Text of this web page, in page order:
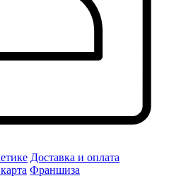
Доставка и оплата
Франшиза